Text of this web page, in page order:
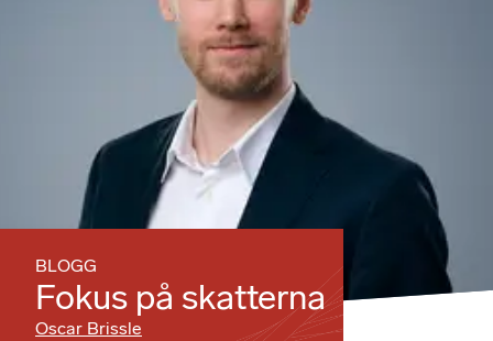
BLOGG
Fokus på skatterna
Oscar Brissle